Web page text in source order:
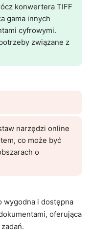
konwertera TIFF
gama innych
cyfrowymi.
związane z
narzędzi online
co może być
o
wygodna i dostępna
oferująca